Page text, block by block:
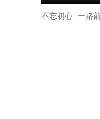
不忘初心 一路